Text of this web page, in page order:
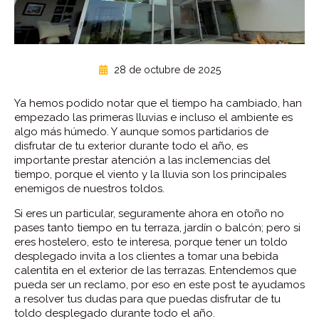
28 de octubre de 2025
Ya hemos podido notar que el tiempo ha cambiado, han
empezado las primeras lluvias e incluso el ambiente es
algo más húmedo. Y aunque somos partidarios de
disfrutar de tu exterior durante todo el año, es
importante prestar atención a las inclemencias del
tiempo, porque el viento y la lluvia son los principales
enemigos de nuestros toldos.
Si eres un particular, seguramente ahora en otoño no
pases tanto tiempo en tu terraza, jardín o balcón; pero si
eres hostelero, esto te interesa, porque tener un toldo
desplegado invita a los clientes a tomar una bebida
calentita en el exterior de las terrazas. Entendemos que
pueda ser un reclamo, por eso en este post te ayudamos
a resolver tus dudas para que puedas disfrutar de tu
toldo desplegado durante todo el año.